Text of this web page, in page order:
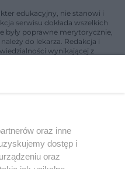
edukacyjny, nie stanowi i
serwisu dokłada wszelkich
były poprawne merytorycznie,
do lekarza. Redakcja i
wynikającej z
na udzielaniu
art. 3 ust 1 ustawy o
nie może być powielany i
w jakikolwiek sposób
na jakimkolwiek polu
z umieszczaniem w
praw. Jakiekolwiek użycie
oraz inne
dostęp i
oraz